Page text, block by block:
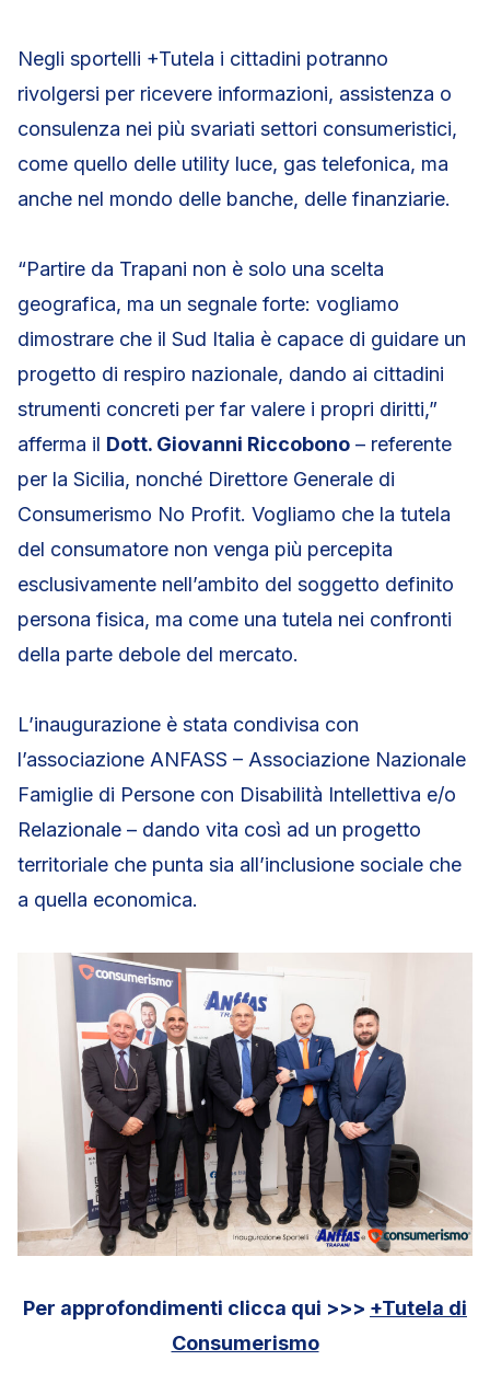
Negli sportelli +Tutela i cittadini potranno
rivolgersi per ricevere informazioni, assistenza o
consulenza nei più svariati settori consumeristici,
come quello delle utility luce, gas telefonica, ma
anche nel mondo delle banche, delle finanziarie.
“Partire da Trapani non è solo una scelta
geografica, ma un segnale forte: vogliamo
dimostrare che il Sud Italia è capace di guidare un
progetto di respiro nazionale, dando ai cittadini
strumenti concreti per far valere i propri diritti,”
afferma il Dott. Giovanni Riccobono – referente
per la Sicilia, nonché Direttore Generale di
Consumerismo No Profit. Vogliamo che la tutela
del consumatore non venga più percepita
esclusivamente nell’ambito del soggetto definito
persona fisica, ma come una tutela nei confronti
della parte debole del mercato.
L’inaugurazione è stata condivisa con
l’associazione ANFASS – Associazione Nazionale
Famiglie di Persone con Disabilità Intellettiva e/o
Relazionale – dando vita così ad un progetto
territoriale che punta sia all’inclusione sociale che
a quella economica.
Per approfondimenti clicca qui >>> +Tutela di
Consumerismo